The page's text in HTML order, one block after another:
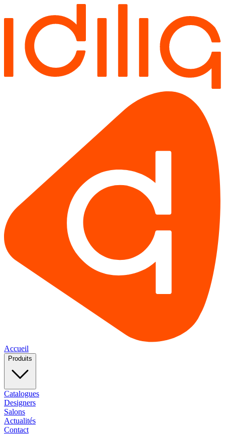
Accueil
Produits
Catalogues
Designers
Salons
Actualités
Contact